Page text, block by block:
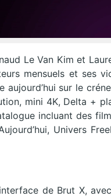
Le Van Kim et
mensuels et ses
aujourd’hui sur le
mini 4K, Delta +
incluant des
Univers
de Brut X,